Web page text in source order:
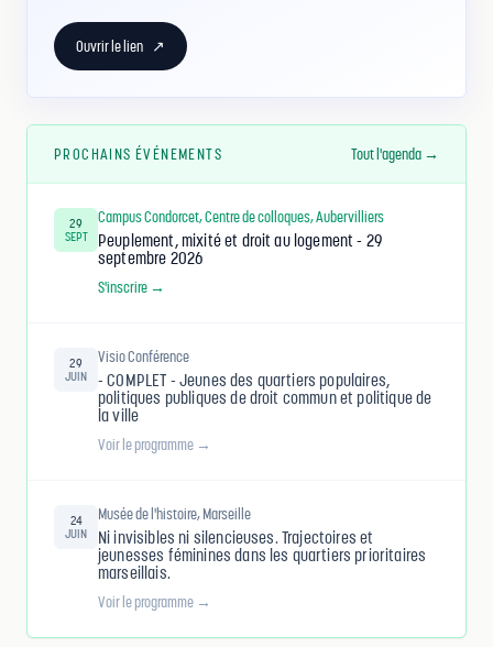
Ouvrir le lien ↗
PROCHAINS ÉVÉNEMENTS Tout l'agenda →
29
SEPT
Campus Condorcet, Centre de colloques, Aubervilliers
Peuplement, mixité et droit au logement - 29
septembre 2026
S'inscrire →
29
JUIN
Visio Conférence
- COMPLET - Jeunes des quartiers populaires,
politiques publiques de droit commun et politique de
la ville
Voir le programme →
24
JUIN
Musée de l'histoire, Marseille
Ni invisibles ni silencieuses. Trajectoires et
jeunesses féminines dans les quartiers prioritaires
marseillais.
Voir le programme →